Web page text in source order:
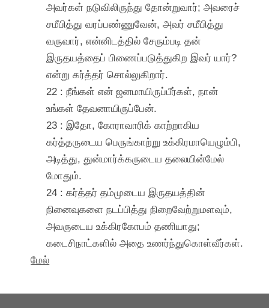
அவர்கள் நடுவிலிருந்து தோன்றுவார்; அவரைச்
சமீபித்து வரப்பண்ணுவேன், அவர் சமீபித்து
வருவார், என்னிடத்தில் சேரும்படி தன்
இருதயத்தைப் பிணைப்படுத்துகிற இவர் யார்?
என்று கர்த்தர் சொல்லுகிறார்.
22 : நீங்கள் என் ஜனமாயிருப்பீர்கள், நான்
உங்கள் தேவனாயிருப்பேன்.
23 : இதோ, கோராவாரிக் காற்றாகிய
கர்த்தருடைய பெருங்காற்று உக்கிரமாயெழும்பி,
அடித்து, துன்மார்க்கருடைய தலையின்மேல்
மோதும்.
24 : கர்த்தர் தம்முடைய இருதயத்தின்
நினைவுகளை நடப்பித்து நிறைவேற்றுமளவும்,
அவருடைய உக்கிரகோபம் தணியாது;
கடைசிநாட்களில் அதை உணர்ந்துகொள்வீர்கள்.
மேல்